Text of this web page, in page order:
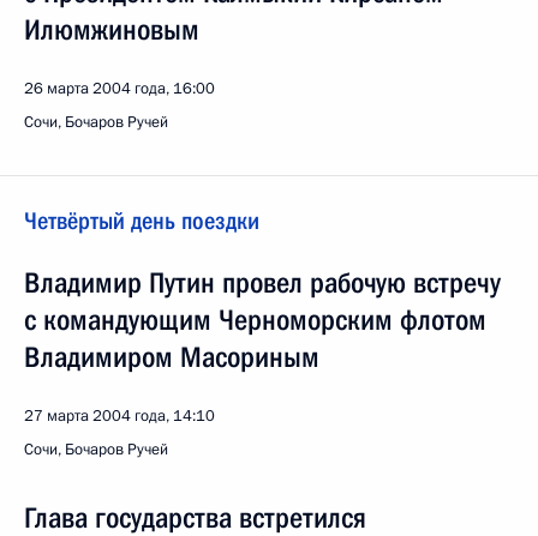
Илюмжиновым
26 марта 2004 года, 16:00
Сочи, Бочаров Ручей
Четвёртый день поездки
Владимир Путин провел рабочую встречу
с командующим Черноморским флотом
Владимиром Масориным
27 марта 2004 года, 14:10
Сочи, Бочаров Ручей
Глава государства встретился